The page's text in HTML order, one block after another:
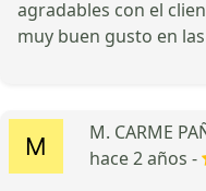
agradables con el
muy buen gusto en
M. CARME
hace 2 años -